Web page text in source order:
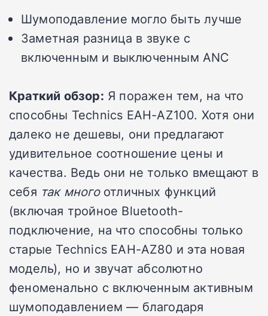
Шумоподавление могло быть лучше
Заметная разница в звуке с
включенным и выключенным ANC
Краткий обзор: Я поражен тем, на что
способны Technics EAH-AZ100. Хотя они
далеко не дешевы, они предлагают
удивительное соотношение цены и
качества. Ведь они не только вмещают в
себя так многоотличных функций
(включая тройное Bluetooth-
подключение, на что способны только
старые Technics EAH-AZ80 и эта новая
модель), но и звучат абсолютно
феноменально с включенным активным
шумоподавлением — благодаря